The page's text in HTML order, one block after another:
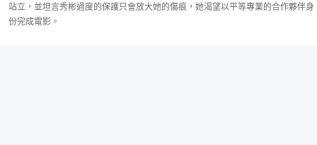
站立，並坦言秀彬過度的保護只會放大她的傷痕，她渴望以平等專業的合作夥伴身
份完成電影。